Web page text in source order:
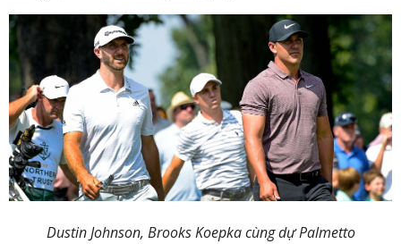
Dustin Johnson, Brooks Koepka cùng dự Palmetto